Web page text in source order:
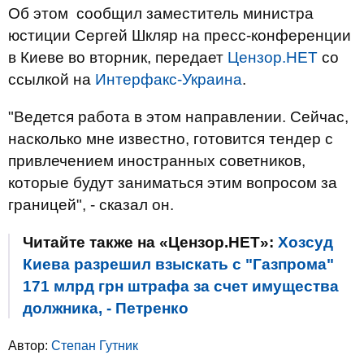
Об этом сообщил заместитель министра
юстиции Сергей Шкляр на пресс-конференции
в Киеве во вторник, передает Цензор.НЕТ со
ссылкой на Интерфакс-Украина.
"Ведется работа в этом направлении. Сейчас,
насколько мне известно, готовится тендер с
привлечением иностранных советников,
которые будут заниматься этим вопросом за
границей", - сказал он.
Читайте также на «Цензор.НЕТ»: Хозсуд
Киева разрешил взыскать с "Газпрома"
171 млрд грн штрафа за счет имущества
должника, - Петренко
Автор: Степан Гутник